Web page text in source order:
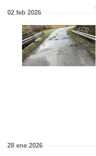
02 feb 2026
28 ene 2026